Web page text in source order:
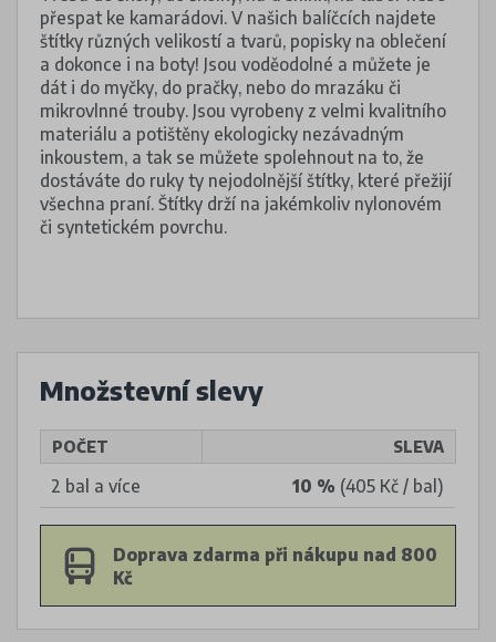
přespat ke kamarádovi. V našich balíčcích najdete
štítky různých velikostí a tvarů, popisky na oblečení
a dokonce i na boty! Jsou voděodolné a můžete je
dát i do myčky, do pračky, nebo do mrazáku či
mikrovlnné trouby. Jsou vyrobeny z velmi kvalitního
materiálu a potištěny ekologicky nezávadným
inkoustem, a tak se můžete spolehnout na to, že
dostáváte do ruky ty nejodolnější štítky, které přežijí
všechna praní. Štítky drží na jakémkoliv nylonovém
či syntetickém povrchu.
Množstevní slevy
POČET SLEVA
2 bal a více 10 % (405 Kč / bal)
Doprava zdarma při nákupu nad 800
Kč